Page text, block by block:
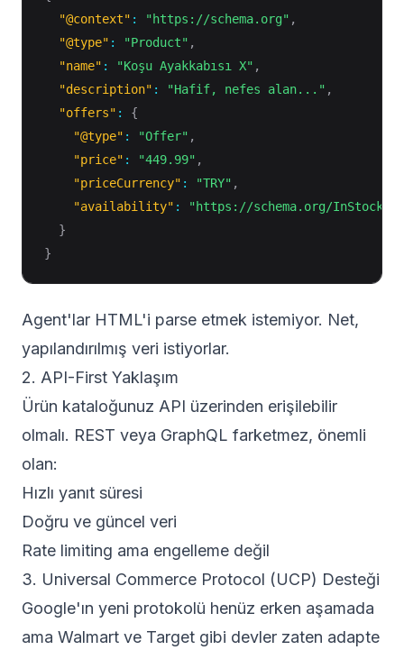
"@context" : "https://schema.org" ,
"@type" : "Product" ,
"name" : "Koşu Ayakkabısı X" ,
"description" : "Hafif, nefes alan..." ,
"offers" :
{
"@type" : "Offer" ,
"price" : "449.99" ,
"priceCurrency" : "TRY" ,
"availability" :
"https://schema.org/InStock"
}
}
Agent'lar HTML'i parse etmek istemiyor. Net,
yapılandırılmış veri istiyorlar.
2. API-First Yaklaşım
Ürün kataloğunuz API üzerinden erişilebilir
olmalı. REST veya GraphQL farketmez, önemli
olan:
Hızlı yanıt süresi
Doğru ve güncel veri
Rate limiting ama engelleme değil
3. Universal Commerce Protocol (UCP) Desteği
Google'ın yeni protokolü henüz erken aşamada
ama Walmart ve Target gibi devler zaten adapte